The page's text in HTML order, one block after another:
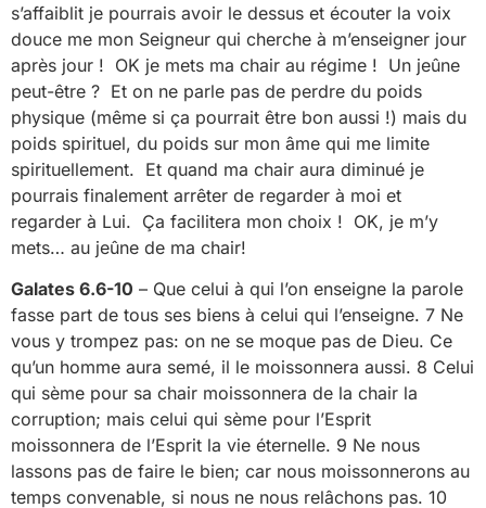
s’affaiblit je pourrais avoir le dessus et écouter la voix
douce me mon Seigneur qui cherche à m’enseigner jour
après jour ! OK je mets ma chair au régime ! Un jeûne
peut-être ? Et on ne parle pas de perdre du poids
physique (même si ça pourrait être bon aussi !) mais du
poids spirituel, du poids sur mon âme qui me limite
spirituellement. Et quand ma chair aura diminué je
pourrais finalement arrêter de regarder à moi et
regarder à Lui. Ça facilitera mon choix ! OK, je m’y
mets… au jeûne de ma chair!
Galates 6.6-10 – Que celui à qui l’on enseigne la parole
fasse part de tous ses biens à celui qui l’enseigne. 7 Ne
vous y trompez pas: on ne se moque pas de Dieu. Ce
qu’un homme aura semé, il le moissonnera aussi. 8 Celui
qui sème pour sa chair moissonnera de la chair la
corruption; mais celui qui sème pour l’Esprit
moissonnera de l’Esprit la vie éternelle. 9 Ne nous
lassons pas de faire le bien; car nous moissonnerons au
temps convenable, si nous ne nous relâchons pas. 10